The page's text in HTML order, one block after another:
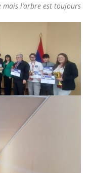
mais l’arbre est toujours